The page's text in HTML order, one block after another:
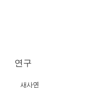
연구
새사연